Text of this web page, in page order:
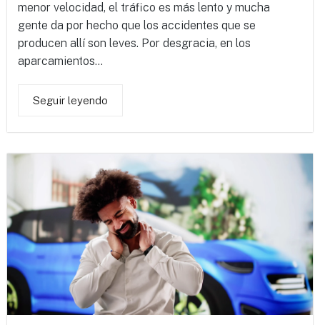
menor velocidad, el tráfico es más lento y mucha
gente da por hecho que los accidentes que se
producen allí son leves. Por desgracia, en los
aparcamientos...
Seguir leyendo